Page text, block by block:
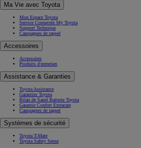
Ma Vie avec Toyota
Mon Espace Toyota
Service Connectés My Toyota
Support Technique
Campagnes de rappel
Accessoires
Accessoires
Produits d'entretien
Assistance & Garanties
Toyota Assistance
Garanties Toyota
Bilan de Santé Batterie Toyota
Garantie Confort Extracare
Campagnes de rappel
Systèmes de sécurité
Toyota T-Mate
Toyota Safety Sense